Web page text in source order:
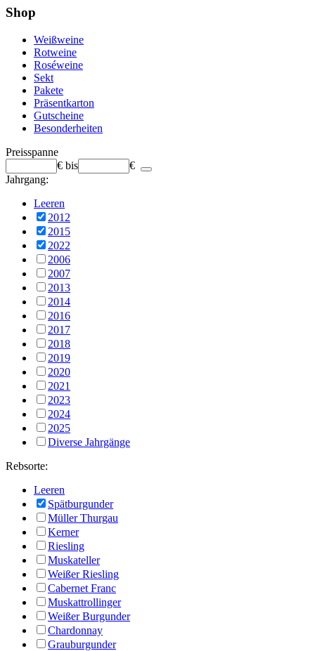
Shop
Weißweine
Rotweine
Roséweine
Sekt
Pakete
Präsentkarton
Gutscheine
Besonderheiten
Preisspanne
€ bis
€
Jahrgang:
Leeren
2012
2015
2022
2006
2007
2013
2014
2016
2017
2018
2019
2020
2021
2023
2024
2025
Diverse Jahrgänge
Rebsorte:
Leeren
Spätburgunder
Müller Thurgau
Kerner
Riesling
Muskateller
Weißer Riesling
Cabernet Franc
Muskattrollinger
Weißer Burgunder
Chardonnay
Grauburgunder